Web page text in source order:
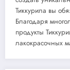
Тиккурила вы
Благодаря
продукты
лакокрасочных